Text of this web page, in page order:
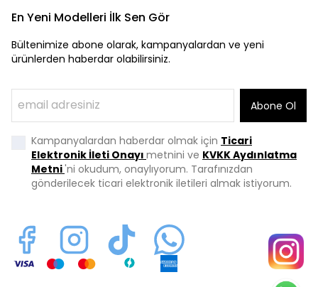
En Yeni Modelleri İlk Sen Gör
Bültenimize abone olarak, kampanyalardan ve yeni
ürünlerden haberdar olabilirsiniz.
Abone Ol
Kampanyalardan haberdar olmak için Ticari
Elektronik İleti Onayı metnini ve KVKK Aydınlatma
Metni'ni okudum, onaylıyorum. Tarafınızdan
gönderilecek ticari elektronik iletileri almak istiyorum.